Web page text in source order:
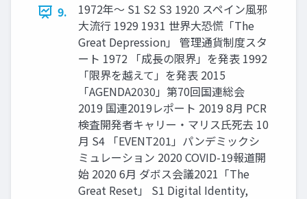
9.
1972年〜 S1 S2 S3 1920 スペイン風邪
大流行 1929 1931 世界大恐慌「The
Great Depression」 管理通貨制度スタ
ート 1972 「成長の限界」を発表 1992
「限界を越えて」を発表 2015
「AGENDA2030」第70回国連総会
2019 国連2019レポート 2019 8月 PCR
検査開発者キャリー・マリス氏死去 10
月 S4 「EVENT201」パンデミックシ
ミュレーション 2020 COVID-19報道開
始 2020 6月 ダボス会議2021「The
Great Reset」 S1 Digital Identity,